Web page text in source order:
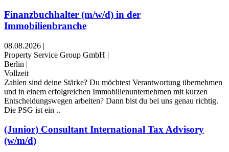
Finanzbuchhalter (m/w/d) in der
Immobilienbranche
08.08.2026 |
Property Service Group GmbH |
Berlin |
Vollzeit
Zahlen sind deine Stärke? Du möchtest Verantwortung übernehmen
und in einem erfolgreichen Immobilienunternehmen mit kurzen
Entscheidungswegen arbeiten? Dann bist du bei uns genau richtig.
Die PSG ist ein ..
(Junior) Consultant International Tax Advisory
(w/m/d)